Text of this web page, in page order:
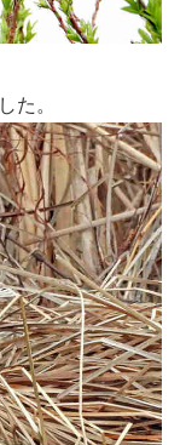
た。